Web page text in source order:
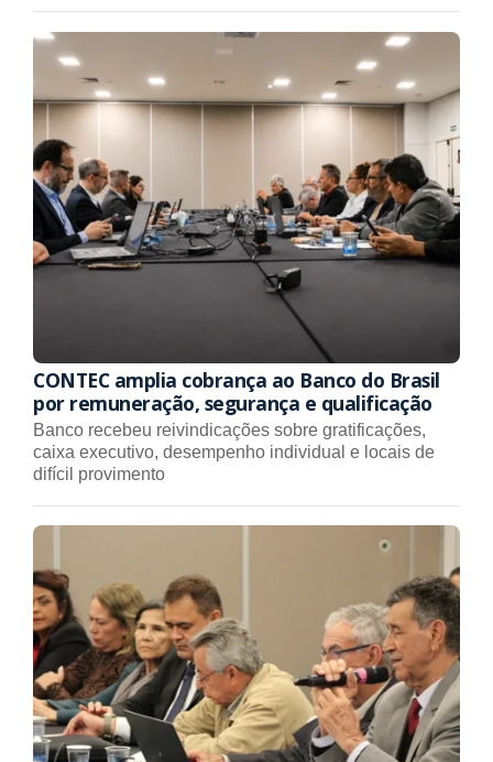
CONTEC amplia cobrança ao Banco do Brasil
por remuneração, segurança e qualificação
Banco recebeu reivindicações sobre gratificações,
caixa executivo, desempenho individual e locais de
difícil provimento